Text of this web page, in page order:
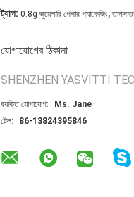
ট্যাগ: 0.8g জুয়েলারি পেপার প্যাকেজিং,
যোগাযোগের ঠিকানা
SHENZHEN YASVITTI
ব্যক্তি যোগাযোগ:
Ms. Jane
টেল:
86-13824395846